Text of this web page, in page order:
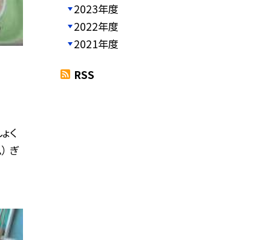
く
ぎ
2023年度
2022年度
2021年度
RSS